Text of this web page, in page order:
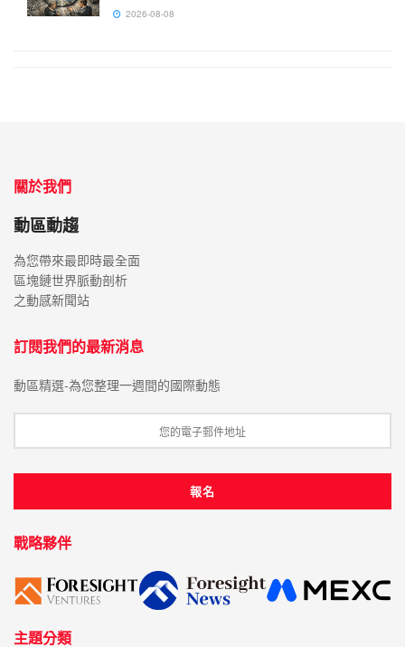
2026-08-08
關於我們
動區動趨
為您帶來最即時最全面
區塊鏈世界脈動剖析
之動感新聞站
訂閱我們的最新消息
動區精選-為您整理一週間的國際動態
戰略夥伴
主題分類